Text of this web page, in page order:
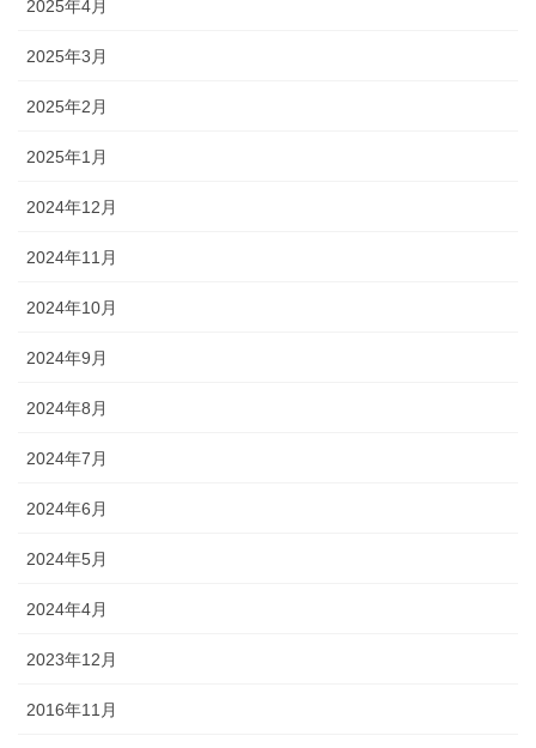
2025年4月
2025年3月
2025年2月
2025年1月
2024年12月
2024年11月
2024年10月
2024年9月
2024年8月
2024年7月
2024年6月
2024年5月
2024年4月
2023年12月
2016年11月